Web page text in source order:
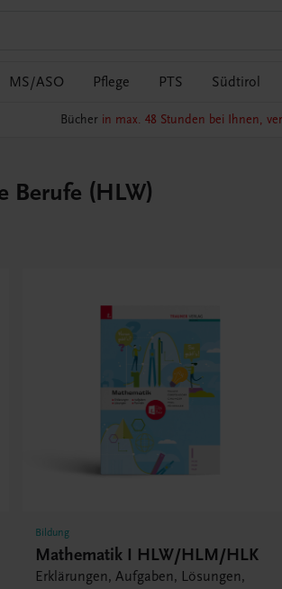
MS/ASO Pflege PTS Südtirol
Bücher in max. 48 Stunden bei Ihnen,
Berufe (HLW)
Bildung
Mathematik I HLW/HLM/HLK
Erklärungen, Aufgaben, Lösungen,